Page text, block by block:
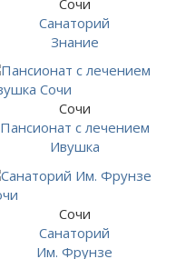
Санаторий
Знание
Сочи
Пансионат с лечением
Ивушка
Сочи
Санаторий
Им. Фрунзе